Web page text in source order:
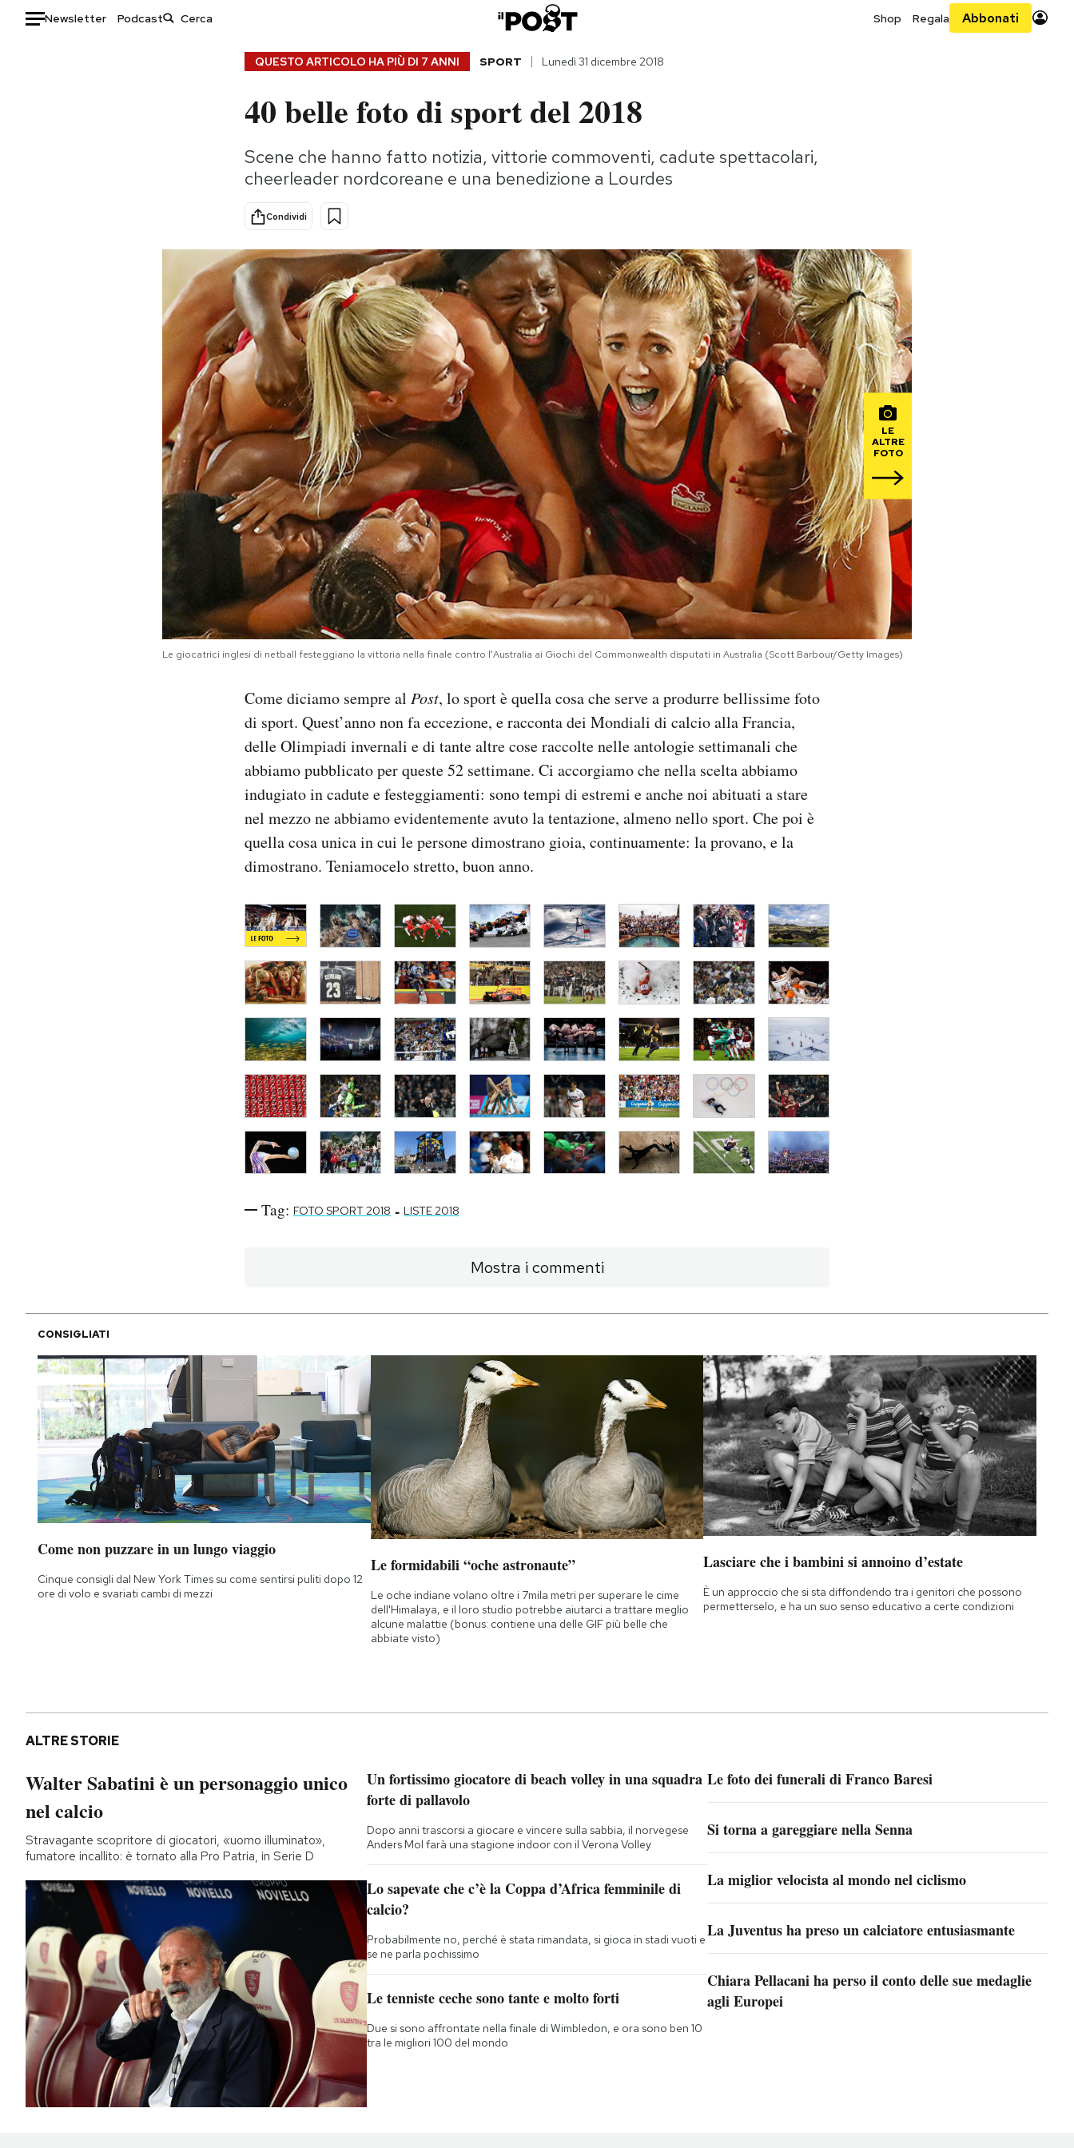
Newsletter Podcast Shop Regala Abbonati
Consumismi
Storie/Idee
Ok Boomer!
Media
Europa
Altrecose
Mondiali calcio 2026
AREA PERSONALE
QUESTO ARTICOLO HA PIÙ DI 7 ANNI SPORT Lunedì 31 dicembre 2018
40 belle foto di sport del 2018
Scene che hanno fatto notizia, vittorie commoventi, cadute spettacolari,
cheerleader nordcoreane e una benedizione a Lourdes
Condividi
LE
ALTRE
FOTO
Le giocatrici inglesi di netball festeggiano la vittoria nella finale contro l'Australia ai Giochi del Commonwealth disputati in Australia (Scott Barbour/Getty Images)
Come diciamo sempre al Post, lo sport è quella cosa che serve a produrre bellissime foto
di sport. Quest’anno non fa eccezione, e racconta dei Mondiali di calcio alla Francia,
delle Olimpiadi invernali e di tante altre cose raccolte nelle antologie settimanali che
abbiamo pubblicato per queste 52 settimane. Ci accorgiamo che nella scelta abbiamo
indugiato in cadute e festeggiamenti: sono tempi di estremi e anche noi abituati a stare
nel mezzo ne abbiamo evidentemente avuto la tentazione, almeno nello sport. Che poi è
quella cosa unica in cui le persone dimostrano gioia, continuamente: la provano, e la
dimostrano. Teniamocelo stretto, buon anno.
Tag: FOTO SPORT 2018 - LISTE 2018
Mostra i commenti
CONSIGLIATI
Come non puzzare in un lungo viaggio
Cinque consigli dal New York Times su come sentirsi puliti dopo 12
ore di volo e svariati cambi di mezzi
Le formidabili “oche astronaute”
Le oche indiane volano oltre i 7mila metri per superare le cime
dell'Himalaya, e il loro studio potrebbe aiutarci a trattare meglio
alcune malattie (bonus: contiene una delle GIF più belle che
abbiate visto)
Lasciare che i bambini si annoino d’estate
È un approccio che si sta diffondendo tra i genitori che possono
permetterselo, e ha un suo senso educativo a certe condizioni
ALTRE STORIE
Walter Sabatini è un personaggio unico
nel calcio
Stravagante scopritore di giocatori, «uomo illuminato»,
fumatore incallito: è tornato alla Pro Patria, in Serie D
Un fortissimo giocatore di beach volley in una squadra
forte di pallavolo
Dopo anni trascorsi a giocare e vincere sulla sabbia, il norvegese
Anders Mol farà una stagione indoor con il Verona Volley
Lo sapevate che c’è la Coppa d’Africa femminile di
calcio?
Probabilmente no, perché è stata rimandata, si gioca in stadi vuoti e
se ne parla pochissimo
Le tenniste ceche sono tante e molto forti
Due si sono affrontate nella finale di Wimbledon, e ora sono ben 10
tra le migliori 100 del mondo
Le foto dei funerali di Franco Baresi
Si torna a gareggiare nella Senna
La miglior velocista al mondo nel ciclismo
La Juventus ha preso un calciatore entusiasmante
Chiara Pellacani ha perso il conto delle sue medaglie
agli Europei